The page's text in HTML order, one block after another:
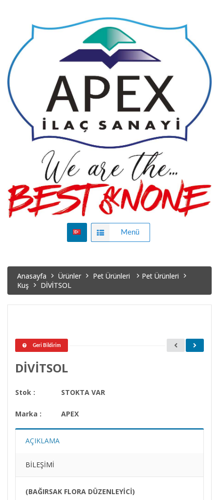
Menü
Anasayfa Ürünler Pet Ürünleri
Pet Ürünleri
Kuş
DİVİTSOL
Geri Bildirim
DİVİTSOL
Stok : STOKTA VAR
Marka : APEX
AÇIKLAMA
BILEŞIMI
(BAĞIRSAK FLORA DÜZENLEYİCİ)